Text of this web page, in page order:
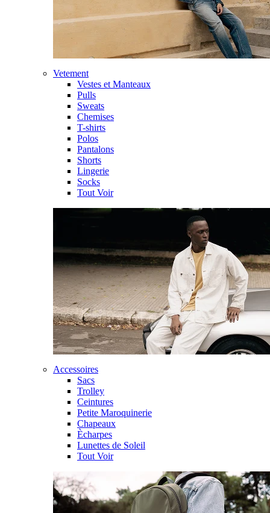
Vetement
Vestes et Manteaux
Pulls
Sweats
Chemises
T-shirts
Polos
Pantalons
Shorts
Lingerie
Socks
Tout Voir
Accessoires
Sacs
Trolley
Ceintures
Petite Maroquinerie
Chapeaux
Ècharpes
Lunettes de Soleil
Tout Voir